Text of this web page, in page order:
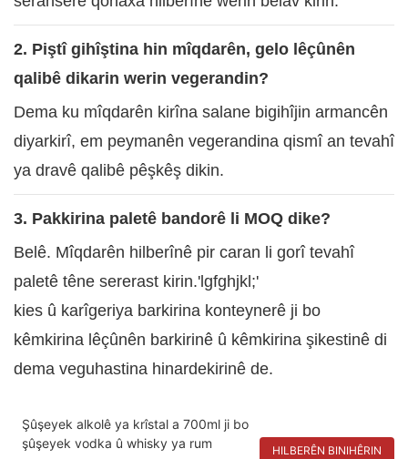
2. Piştî gihîştina hin mîqdarên, gelo lêçûnên
qalibê dikarin werin vegerandin?
Dema ku mîqdarên kirîna salane bigihîjin armancên
diyarkirî, em peymanên vegerandina qismî an tevahî
ya dravê qalibê pêşkêş dikin.
3. Pakkirina paletê bandorê li MOQ dike?
Belê. Mîqdarên hilberînê pir caran li gorî tevahî
paletê têne sererast kirin.'lgfghjkl;'
kies û karîgeriya barkirina konteynerê ji bo
kêmkirina lêçûnên barkirinê û kêmkirina şikestinê di
dema veguhastina hinardekirinê de.
Şûşeyek alkolê ya krîstal a 700ml ji bo
şûşeyek vodka û whisky ya rum
HILBERÊN BINIHÊRIN